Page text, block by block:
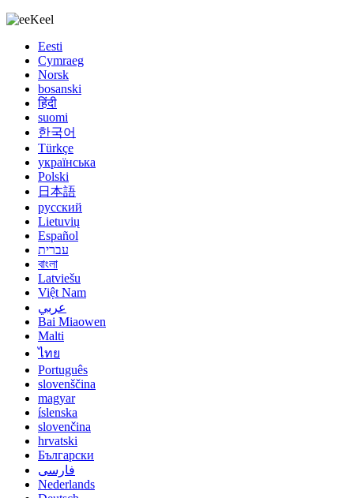
Keel
Eesti
Cymraeg
Norsk
bosanski
हिंदी
suomi
한국어
Türkçe
українська
Polski
日本語
русский
Lietuvių
Español
עברית
বাংলা
Latviešu
Việt Nam
عربي
Bai Miaowen
Malti
ไทย
Português
slovenščina
magyar
íslenska
slovenčina
hrvatski
Български
فارسی
Nederlands